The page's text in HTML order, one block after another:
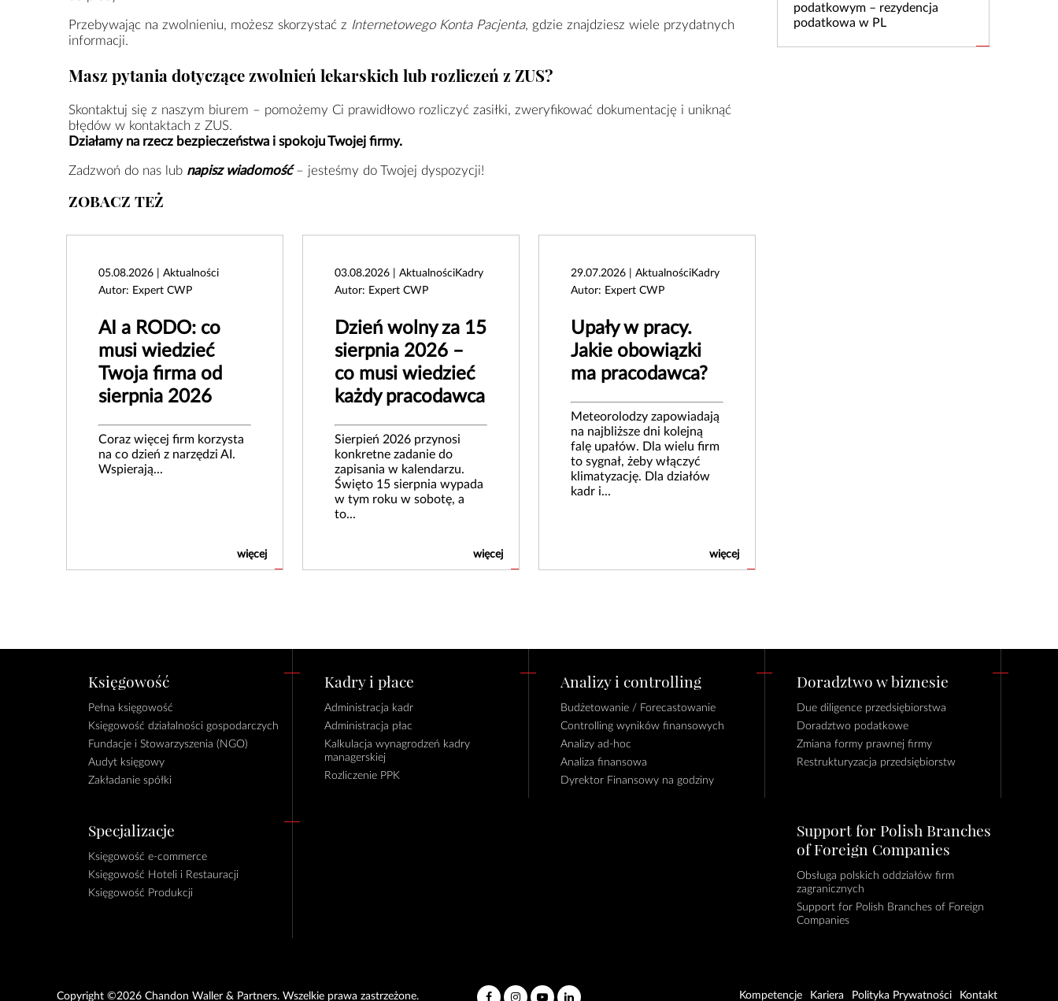
podatkowym – rezydencja
podatkowa w PL
Przebywając na zwolnieniu, możesz skorzystać z Internetowego Konta Pacjenta, gdzie znajdziesz wiele przydatnych
informacji.
Masz pytania dotyczące zwolnień lekarskich lub rozliczeń z ZUS?
Skontaktuj się z naszym biurem – pomożemy Ci prawidłowo rozliczyć zasiłki, zweryfikować dokumentację i uniknąć
błędów w kontaktach z ZUS.
Działamy na rzecz bezpieczeństwa i spokoju Twojej firmy.
Zadzwoń do nas lub napisz wiadomość– jesteśmy do Twojej dyspozycji!
ZOBACZ TEŻ
05.08.2026 | Aktualności
Autor: Expert CWP
AI a RODO: co
musi wiedzieć
Twoja firma od
sierpnia 2026
Coraz więcej firm korzysta
na co dzień z narzędzi AI.
Wspierają...
więcej
03.08.2026 | AktualnościKadry
Autor: Expert CWP
Dzień wolny za 15
sierpnia 2026 –
co musi wiedzieć
każdy pracodawca
Sierpień 2026 przynosi
konkretne zadanie do
zapisania w kalendarzu.
Święto 15 sierpnia wypada
w tym roku w sobotę, a
to...
więcej
29.07.2026 | AktualnościKadry
Autor: Expert CWP
Upały w pracy.
Jakie obowiązki
ma pracodawca?
Meteorolodzy zapowiadają
na najbliższe dni kolejną
falę upałów. Dla wielu firm
to sygnał, żeby włączyć
klimatyzację. Dla działów
kadr i...
więcej
Księgowość
Pełna księgowość
Księgowość działalności gospodarczych
Fundacje i Stowarzyszenia (NGO)
Audyt księgowy
Zakładanie spółki
Kadry i płace
Administracja kadr
Administracja płac
Kalkulacja wynagrodzeń kadry
managerskiej
Rozliczenie PPK
Analizy i controlling
Budżetowanie / Forecastowanie
Controlling wyników finansowych
Analizy ad-hoc
Analiza finansowa
Dyrektor Finansowy na godziny
Doradztwo w biznesie
Due diligence przedsiębiorstwa
Doradztwo podatkowe
Zmiana formy prawnej firmy
Restrukturyzacja przedsiębiorstw
Specjalizacje
Księgowość e-commerce
Księgowość Hoteli i Restauracji
Księgowość Produkcji
Support for Polish Branches
of Foreign Companies
Obsługa polskich oddziałów firm
zagranicznych
Support for Polish Branches of Foreign
Companies
Copyright ©2026 Chandon Waller & Partners. Wszelkie prawa zastrzeżone. Kompetencje Kariera Polityka Prywatności Kontakt